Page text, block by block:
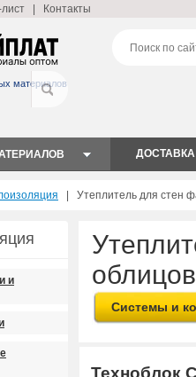
Контакты
материалов
ДОСТАВКА
| Утеплитель для стен
и
Системы и
Техноблок